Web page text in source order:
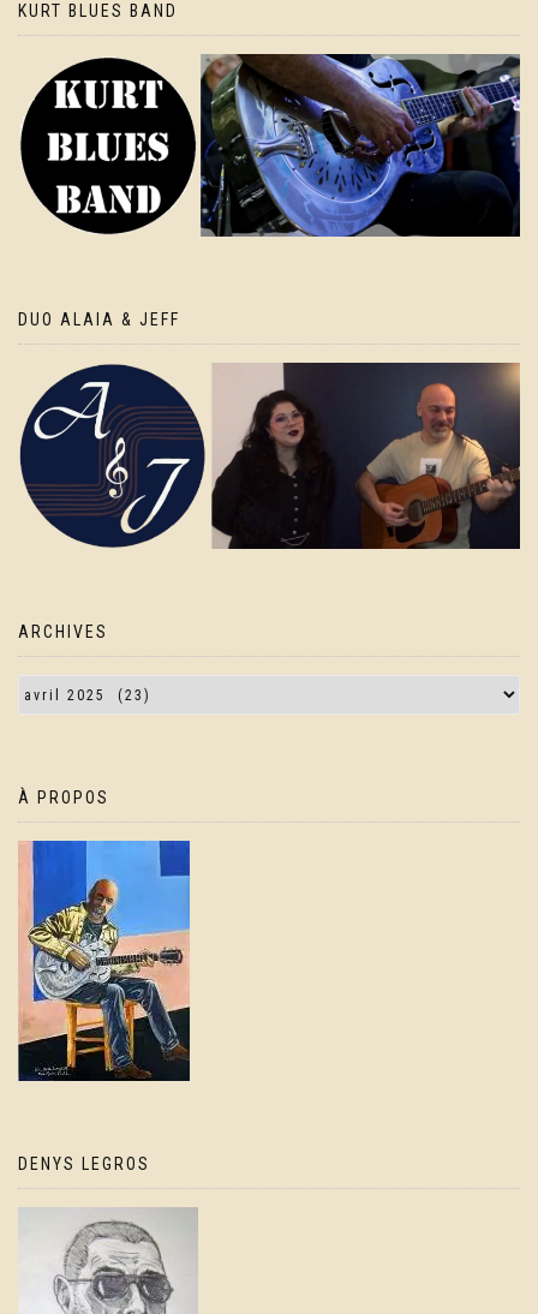
KURT BLUES BAND
DUO ALAIA & JEFF
ARCHIVES
À PROPOS
DENYS LEGROS